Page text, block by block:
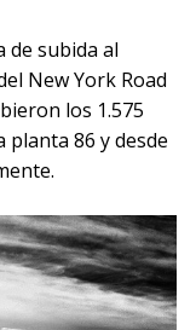
de subida al
New York Road
los 1.575
planta 86 y desde